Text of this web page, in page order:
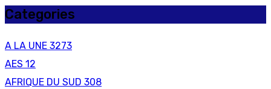
Categories
A LA UNE 3273
AES 12
AFRIQUE DU SUD 308